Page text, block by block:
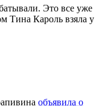
Это все уже
Тина Кароль взяла у
объявила о